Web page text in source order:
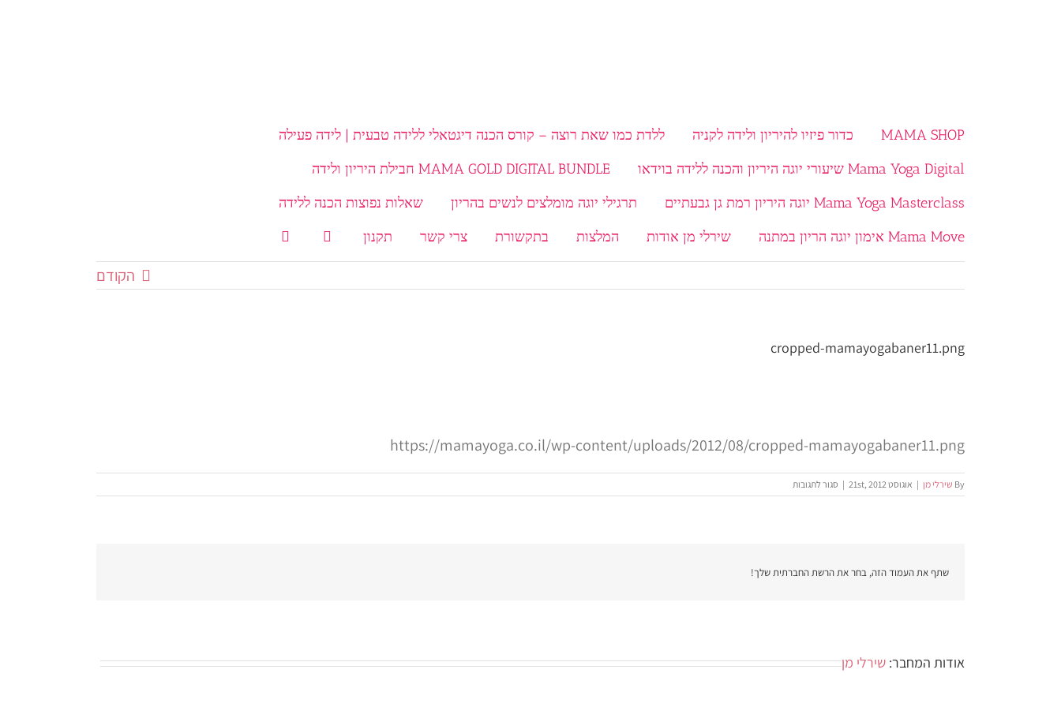
MAMA SHOP כדור פיזיו להיריון ולידה לקניה
ללדת כמו שאת רוצה – קורס הכנה דיגטאלי ללידה טבעית | לידה פעילה
Mama Yoga Digital שיעורי יוגה היריון והכנה ללידה בוידאו
MAMA GOLD DIGITAL BUNDLE חבילת היריון ולידה
Mama Yoga Masterclass יוגה היריון רמת גן גבעתיים
תרגילי יוגה מומלצים לנשים בהריון
שאלות נפוצות הכנה ללידה
Mama Move אימון יוגה הריון במתנה
שירלי מן אודות המלצות בתקשורת צרי קשר תקנון
הקודם
cropped-mamayogabaner11.png
https://mamayoga.co.il/wp-content/uploads/2012/08/cropped-mamayogabaner11.png
By שירלי מן | אוגוסט 21st, 2012 | סגור לתגובות
cropped-
שתף את העמוד הזה, בחר את הרשת החברתית שלך!
אודות המחבר: שירלי מן